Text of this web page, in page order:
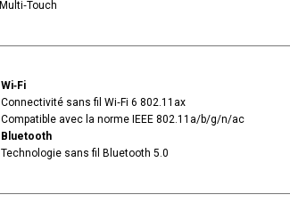
Multi‑Touch
Wi‑Fi
Connectivité sans fil Wi‑Fi 6 802.11ax
Compatible avec la norme IEEE 802.11a/b/g/n/ac
Bluetooth
Technologie sans fil Bluetooth 5.0